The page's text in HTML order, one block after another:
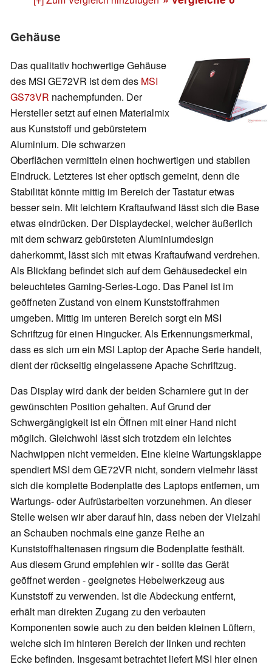
Gehäuse
Das qualitativ hochwertige Gehäuse
des MSI GE72VR ist dem des MSI
GS73VR nachempfunden. Der
Hersteller setzt auf einen Materialmix
aus Kunststoff und gebürstetem
Aluminium. Die schwarzen
Oberflächen vermitteln einen hochwertigen und stabilen
Eindruck. Letzteres ist eher optisch gemeint, denn die
Stabilität könnte mittig im Bereich der Tastatur etwas
besser sein. Mit leichtem Kraftaufwand lässt sich die Base
etwas eindrücken. Der Displaydeckel, welcher äußerlich
mit dem schwarz gebürsteten Aluminiumdesign
daherkommt, lässt sich mit etwas Kraftaufwand verdrehen.
Als Blickfang befindet sich auf dem Gehäusedeckel ein
beleuchtetes Gaming-Series-Logo. Das Panel ist im
geöffneten Zustand von einem Kunststoffrahmen
umgeben. Mittig im unteren Bereich sorgt ein MSI
Schriftzug für einen Hingucker. Als Erkennungsmerkmal,
dass es sich um ein MSI Laptop der Apache Serie handelt,
dient der rückseitig eingelassene Apache Schriftzug.
Das Display wird dank der beiden Scharniere gut in der
gewünschten Position gehalten. Auf Grund der
Schwergängigkeit ist ein Öffnen mit einer Hand nicht
möglich. Gleichwohl lässt sich trotzdem ein leichtes
Nachwippen nicht vermeiden. Eine kleine Wartungsklappe
spendiert MSI dem GE72VR nicht, sondern vielmehr lässt
sich die komplette Bodenplatte des Laptops entfernen, um
Wartungs- oder Aufrüstarbeiten vorzunehmen. An dieser
Stelle weisen wir aber darauf hin, dass neben der Vielzahl
an Schauben nochmals eine ganze Reihe an
Kunststoffhaltenasen ringsum die Bodenplatte festhält.
Aus diesem Grund empfehlen wir - sollte das Gerät
geöffnet werden - geeignetes Hebelwerkzeug aus
Kunststoff zu verwenden. Ist die Abdeckung entfernt,
erhält man direkten Zugang zu den verbauten
Komponenten sowie auch zu den beiden kleinen Lüftern,
welche sich im hinteren Bereich der linken und rechten
Ecke befinden. Insgesamt betrachtet liefert MSI hier einen